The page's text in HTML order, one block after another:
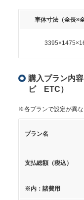
車体寸法（全長×
購入プラン内
ビ ETC）
※各プランで設定が異な
プラン名
支払総額（税込）
※内：諸費用